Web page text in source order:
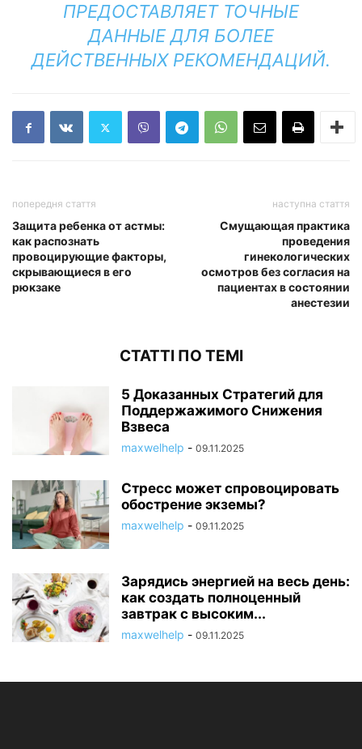
ПРЕДОСТАВЛЯЕТ ТОЧНЫЕ
ДАННЫЕ ДЛЯ БОЛЕЕ
ДЕЙСТВЕННЫХ РЕКОМЕНДАЦИЙ.
попередня стаття
Защита ребенка от астмы:
как распознать
провоцирующие факторы,
скрывающиеся в его
рюкзаке
наступна стаття
Смущающая практика
проведения
гинекологических
осмотров без согласия на
пациентах в состоянии
анестезии
СТАТТІ ПО ТЕМІ
5 Доказанных Стратегий для
Поддержажимого Снижения
Взвеса
maxwelhelp - 09.11.2025
Стресс может спровоцировать
обострение экземы?
maxwelhelp - 09.11.2025
Зарядись энергией на весь день:
как создать полноценный
завтрак с высоким...
maxwelhelp - 09.11.2025